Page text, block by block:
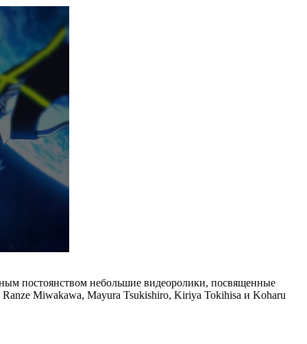
постоянством небольшие видеоролики, посвященные
Miwakawa, Mayura Tsukishiro, Kiriya Tokihisa и Koharu